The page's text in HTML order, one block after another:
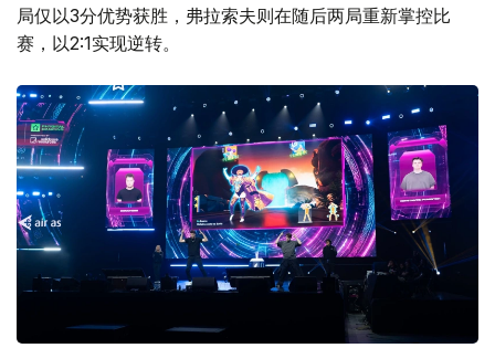
局仅以3分优势获胜，弗拉索夫则在随后两局重新掌控比
赛，以2:1实现逆转。